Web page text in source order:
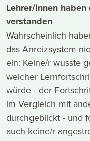
Lehrer/innen
verstanden
Wahrscheinlich
das Anreizsystem
ein: Keine/r wusste
welcher
würde - der
im Vergleich mit
durchgeblickt - und
auch keine/r